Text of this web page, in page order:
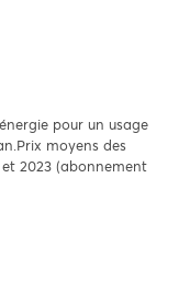
pour un usage
moyens des
et 2023 (abonnement